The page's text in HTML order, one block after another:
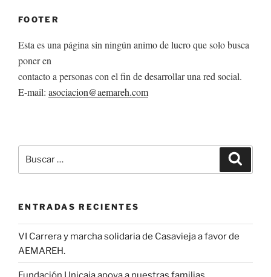
FOOTER
Esta es una página sin ningún animo de lucro que solo busca
poner en
contacto a personas con el fin de desarrollar una red social.
E-mail: asociacion@aemareh.com
por:
ENTRADAS RECIENTES
VI Carrera y marcha solidaria de Casavieja a favor de
AEMAREH.